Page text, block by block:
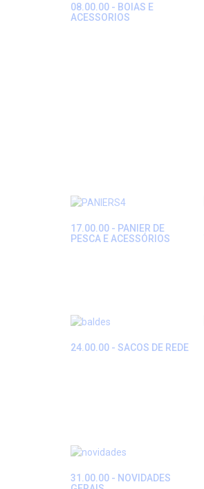
08.00.00 - BOIAS E
ACESSORIOS
17.00.00 - PANIER DE
PESCA E ACESSÓRIOS
24.00.00 - SACOS DE REDE
31.00.00 - NOVIDADES